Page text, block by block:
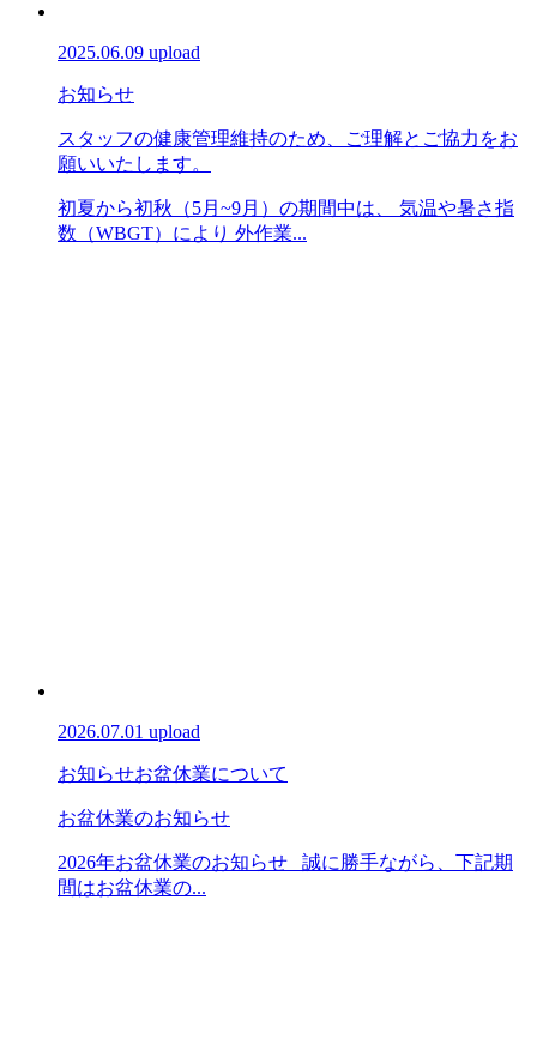
2025.06.09 upload
お知らせ
スタッフの健康管理維持のため、ご理解とご協力をお
願いいたします。
初夏から初秋（5月~9月）の期間中は、 気温や暑さ指
数（WBGT）により 外作業...
2026.07.01 upload
お知らせお盆休業について
お盆休業のお知らせ
2026年お盆休業のお知らせ 誠に勝手ながら、下記期
間はお盆休業の...